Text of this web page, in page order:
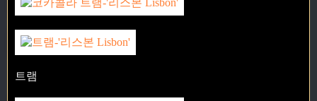
트램